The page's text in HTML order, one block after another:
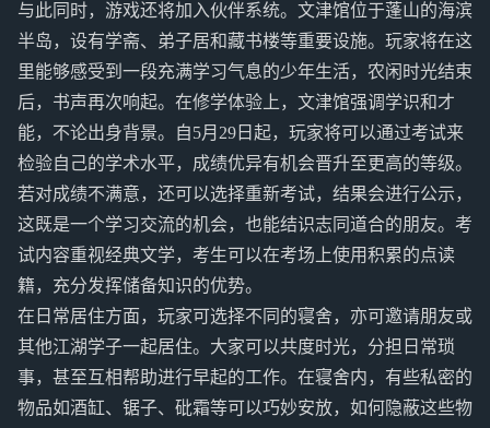
与此同时，游戏还将加入伙伴系统。文津馆位于蓬山的海滨
半岛，设有学斋、弟子居和藏书楼等重要设施。玩家将在这
里能够感受到一段充满学习气息的少年生活，农闲时光结束
后，书声再次响起。在修学体验上，文津馆强调学识和才
能，不论出身背景。自5月29日起，玩家将可以通过考试来
检验自己的学术水平，成绩优异有机会晋升至更高的等级。
若对成绩不满意，还可以选择重新考试，结果会进行公示，
这既是一个学习交流的机会，也能结识志同道合的朋友。考
试内容重视经典文学，考生可以在考场上使用积累的点读
籍，充分发挥储备知识的优势。
在日常居住方面，玩家可选择不同的寝舍，亦可邀请朋友或
其他江湖学子一起居住。大家可以共度时光，分担日常琐
事，甚至互相帮助进行早起的工作。在寝舍内，有些私密的
物品如酒缸、锯子、砒霜等可以巧妙安放，如何隐蔽这些物